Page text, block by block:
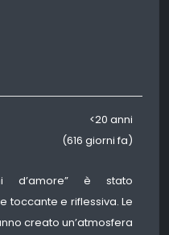
<20 anni
(616 giorni fa)
d’amore” è stato
toccante e riflessiva. Le
creato un’atmosfera